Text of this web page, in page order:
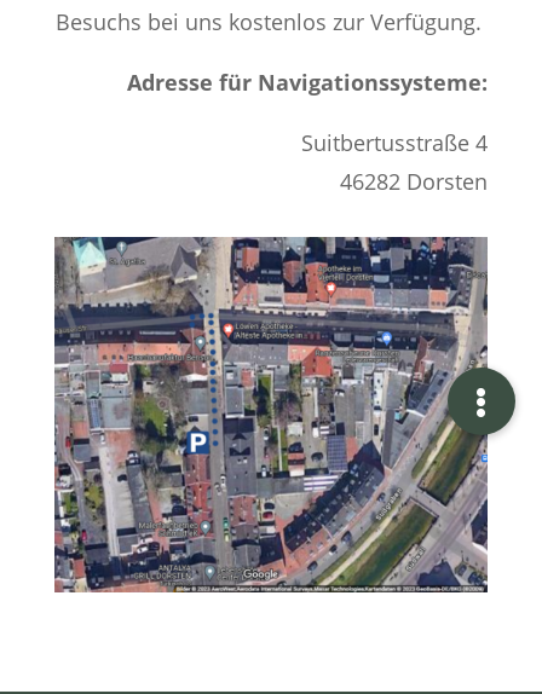
Besuchs bei uns kostenlos zur Verfügung.
Adresse für Navigationssysteme:
Suitbertusstraße 4
46282 Dorsten